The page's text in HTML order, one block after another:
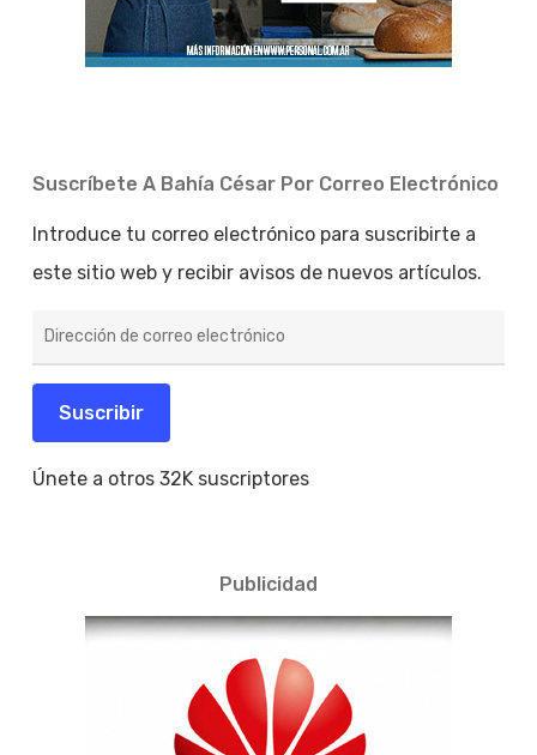
Suscríbete A Bahía César Por Correo Electrónico
Introduce tu correo electrónico para suscribirte a
este sitio web y recibir avisos de nuevos artículos.
de
electrónico
Suscribir
Únete a otros 32K suscriptores
Publicidad